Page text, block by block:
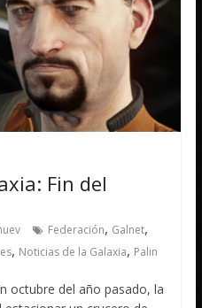
Fin del
Federación, Galnet,
, Noticias de la Galaxia, Palin
octubre del año pasado, la